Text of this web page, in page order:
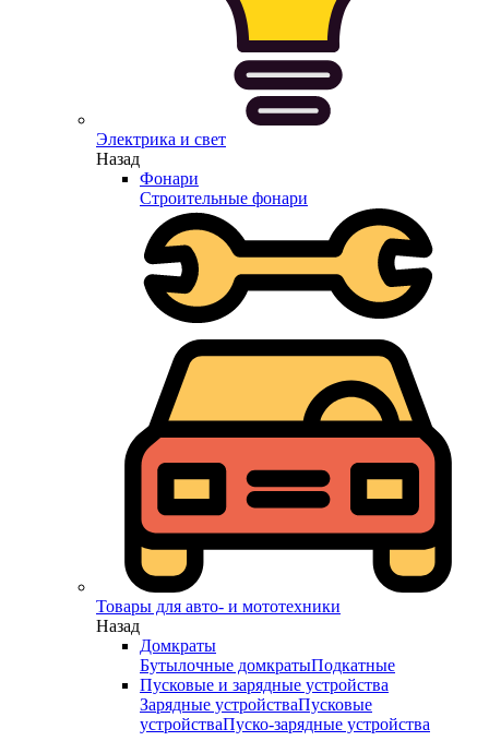
Электрика и свет
Назад
Фонари
Строительные фонари
Товары для авто- и мототехники
Назад
Домкраты
Бутылочные домкратыПодкатные
Пусковые и зарядные устройства
Зарядные устройстваПусковые
устройстваПуско-зарядные устройства